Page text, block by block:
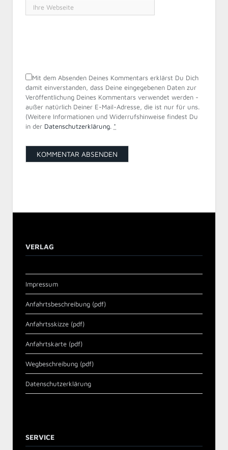
Mit dem Absenden Deines Kommentars erklärst Du Dich
damit einverstanden, dass Deine eingegebenen Daten zur
Veröffentlichung Deines Kommentars verwendet werden -
außer natürlich Deiner E-Mail-Adresse, die ist nur für uns.
(Weitere Informationen und Widerrufshinweise findest Du
in der Datenschutzerklärung. *
VERLAG
Impressum
Anfahrtsbeschreibung (pdf)
Anfahrtsskizze (pdf)
Anfahrtskarte (pdf)
Wegbeschreibung (pdf)
Datenschutzerklärung
SERVICE